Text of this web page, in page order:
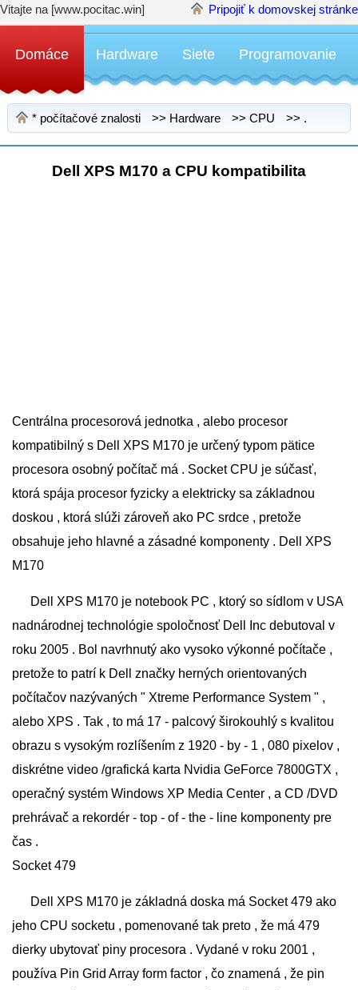
Vitajte na [www.pocitac.win] Pripojiť k domovskej stránke
Domáce Hardware Siete Programovanie
* počítačové znalosti >> Hardware >> CPU >> .
Dell XPS M170 a CPU kompatibilita
Centrálna procesorová jednotka , alebo procesor
kompatibilný s Dell XPS M170 je určený typom pätice
procesora osobný počítač má . Socket CPU je súčasť,
ktorá spája procesor fyzicky a elektricky sa základnou
doskou , ktorá slúži zároveň ako PC srdce , pretože
obsahuje jeho hlavné a zásadné komponenty . Dell XPS
M170
Dell XPS M170 je notebook PC , ktorý so sídlom v USA
nadnárodnej technológie spoločnosť Dell Inc debutoval v
roku 2005 . Bol navrhnutý ako vysoko výkonné počítače ,
pretože to patrí k Dell značky herných orientovaných
počítačov nazývaných " Xtreme Performance System " ,
alebo XPS . Tak , to má 17 - palcový širokouhlý s kvalitou
obrazu s vysokým rozlíšením z 1920 - by - 1 , 080 pixelov ,
diskrétne video /grafická karta Nvidia GeForce 7800GTX ,
operačný systém Windows XP Media Center , a CD /DVD
prehrávač a rekordér - top - of - the - line komponenty pre
čas .
Socket 479
Dell XPS M170 je základná doska má Socket 479 ako
jeho CPU socketu , pomenované tak preto , že má 479
dierky ubytovať piny procesora . Vydané v roku 2001 ,
používa Pin Grid Array form factor , čo znamená , že pin